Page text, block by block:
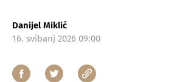
Danijel Miklić
16. svibanj 2026 09:00